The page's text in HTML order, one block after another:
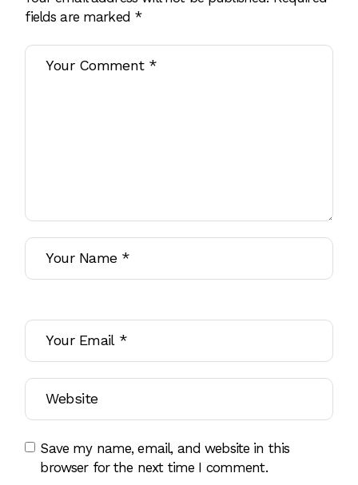
fields are marked *
Save my name, email, and website in this
browser for the next time I comment.